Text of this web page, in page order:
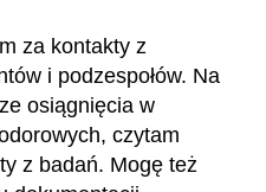
za kontakty z
i podzespołów. Na
osiągnięcia w
czytam
z badań. Mogę też